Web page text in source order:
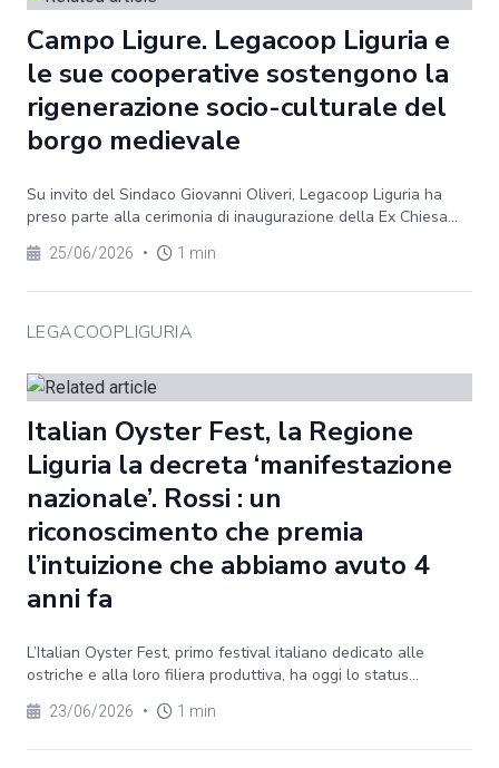
Campo Ligure. Legacoop Liguria e
le sue cooperative sostengono la
rigenerazione socio-culturale del
borgo medievale
Su invito del Sindaco Giovanni Oliveri, Legacoop Liguria ha
preso parte alla cerimonia di inaugurazione della Ex Chiesa...
25/06/2026 • 1 min
LEGACOOPLIGURIA
Italian Oyster Fest, la Regione
Liguria la decreta ‘manifestazione
nazionale’. Rossi : un
riconoscimento che premia
l’intuizione che abbiamo avuto 4
anni fa
L’Italian Oyster Fest, primo festival italiano dedicato alle
ostriche e alla loro filiera produttiva, ha oggi lo status...
23/06/2026 • 1 min